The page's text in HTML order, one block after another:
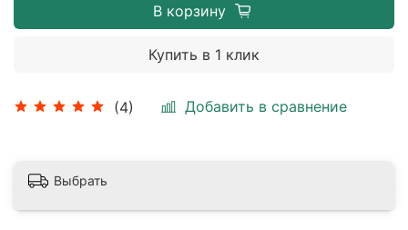
(4) Добавить в сравнение
В корзину
Купить в 1 клик
Выбрать